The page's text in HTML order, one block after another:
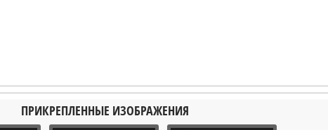
ПРИКРЕПЛЕННЫЕ ИЗОБРАЖЕНИЯ